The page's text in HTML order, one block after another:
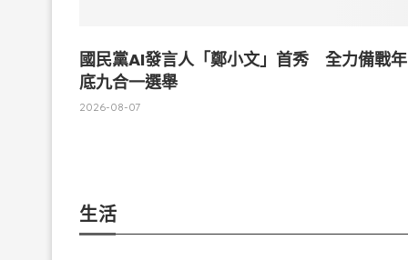
國民黨AI發言人「鄭小文」首秀 全力備戰年
底九合一選舉
2026-08-07
生活